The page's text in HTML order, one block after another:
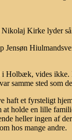
Kirke lyder
Jensøn
Holbæk, vides ikke.
samme sted som
haft et fyrsteligt
at holde en lille
heller ingen af
hos mange andre.